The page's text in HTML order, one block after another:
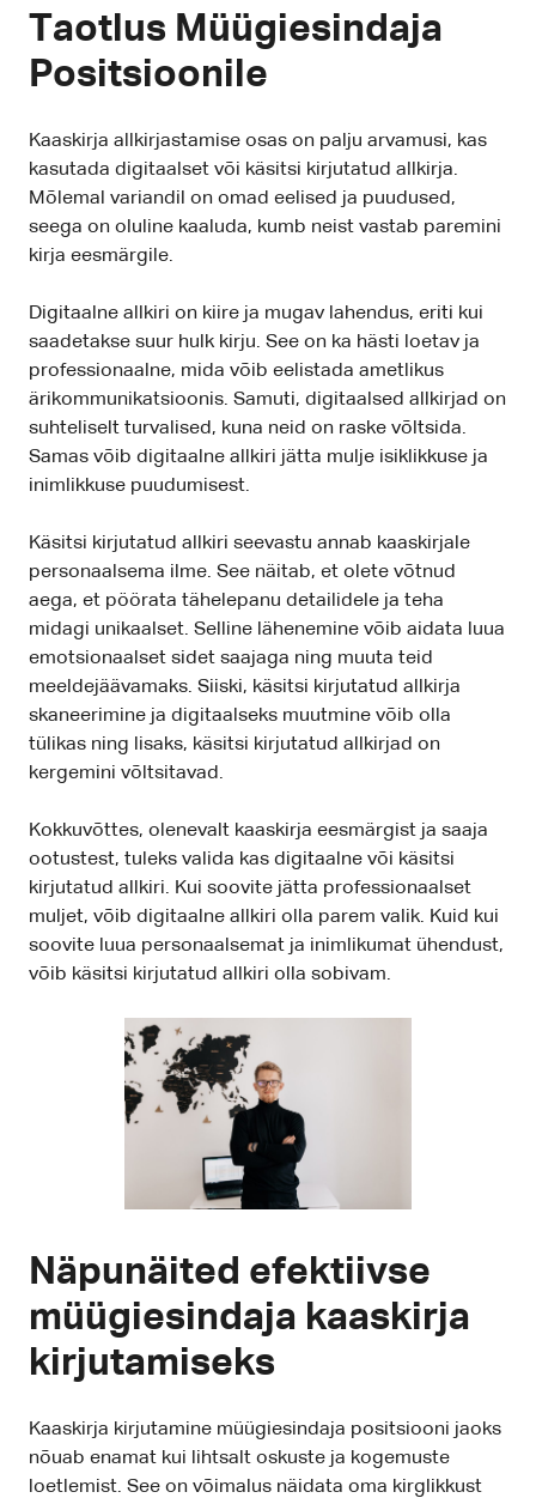
Taotlus Müügiesindaja
Positsioonile
Kaaskirja allkirjastamise osas on palju arvamusi, kas
kasutada digitaalset või käsitsi kirjutatud allkirja.
Mõlemal variandil on omad eelised ja puudused,
seega on oluline kaaluda, kumb neist vastab paremini
kirja eesmärgile.
Digitaalne allkiri on kiire ja mugav lahendus, eriti kui
saadetakse suur hulk kirju. See on ka hästi loetav ja
professionaalne, mida võib eelistada ametlikus
ärikommunikatsioonis. Samuti, digitaalsed allkirjad on
suhteliselt turvalised, kuna neid on raske võltsida.
Samas võib digitaalne allkiri jätta mulje isiklikkuse ja
inimlikkuse puudumisest.
Käsitsi kirjutatud allkiri seevastu annab kaaskirjale
personaalsema ilme. See näitab, et olete võtnud
aega, et pöörata tähelepanu detailidele ja teha
midagi unikaalset. Selline lähenemine võib aidata luua
emotsionaalset sidet saajaga ning muuta teid
meeldejäävamaks. Siiski, käsitsi kirjutatud allkirja
skaneerimine ja digitaalseks muutmine võib olla
tülikas ning lisaks, käsitsi kirjutatud allkirjad on
kergemini võltsitavad.
Kokkuvõttes, olenevalt kaaskirja eesmärgist ja saaja
ootustest, tuleks valida kas digitaalne või käsitsi
kirjutatud allkiri. Kui soovite jätta professionaalset
muljet, võib digitaalne allkiri olla parem valik. Kuid kui
soovite luua personaalsemat ja inimlikumat ühendust,
võib käsitsi kirjutatud allkiri olla sobivam.
Näpunäited efektiivse
müügiesindaja kaaskirja
kirjutamiseks
Kaaskirja kirjutamine müügiesindaja positsiooni jaoks
nõuab enamat kui lihtsalt oskuste ja kogemuste
loetlemist. See on võimalus näidata oma kirglikkust